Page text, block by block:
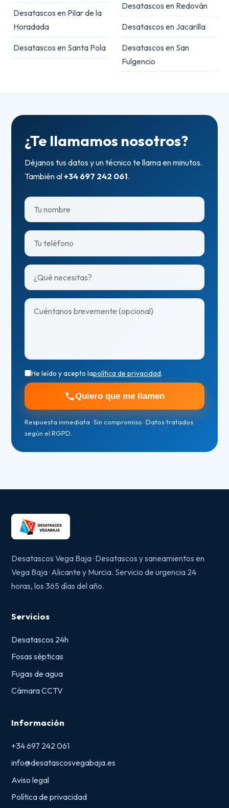
Desatascos en Pilar de la
Horadada
Desatascos en Santa Pola
Desatascos en Redován
Desatascos en Jacarilla
Desatascos en San
Fulgencio
¿Te llamamos nosotros?
Déjanos tus datos y un técnico te llama en minutos.
También al+34 697 242 061.
He leído y acepto lapolítica de privacidad.
Quiero que me llamen
Respuesta inmediata · Sin compromiso · Datos tratados
según el RGPD.
Desatascos Vega Baja · Desatascos y saneamientos en
Vega Baja · Alicante y Murcia. Servicio de urgencia 24
horas, los 365 días del año.
Servicios
Desatascos 24h
Fosas sépticas
Fugas de agua
Cámara CCTV
Información
+34 697 242 061
info@desatascosvegabaja.es
Aviso legal
Política de privacidad